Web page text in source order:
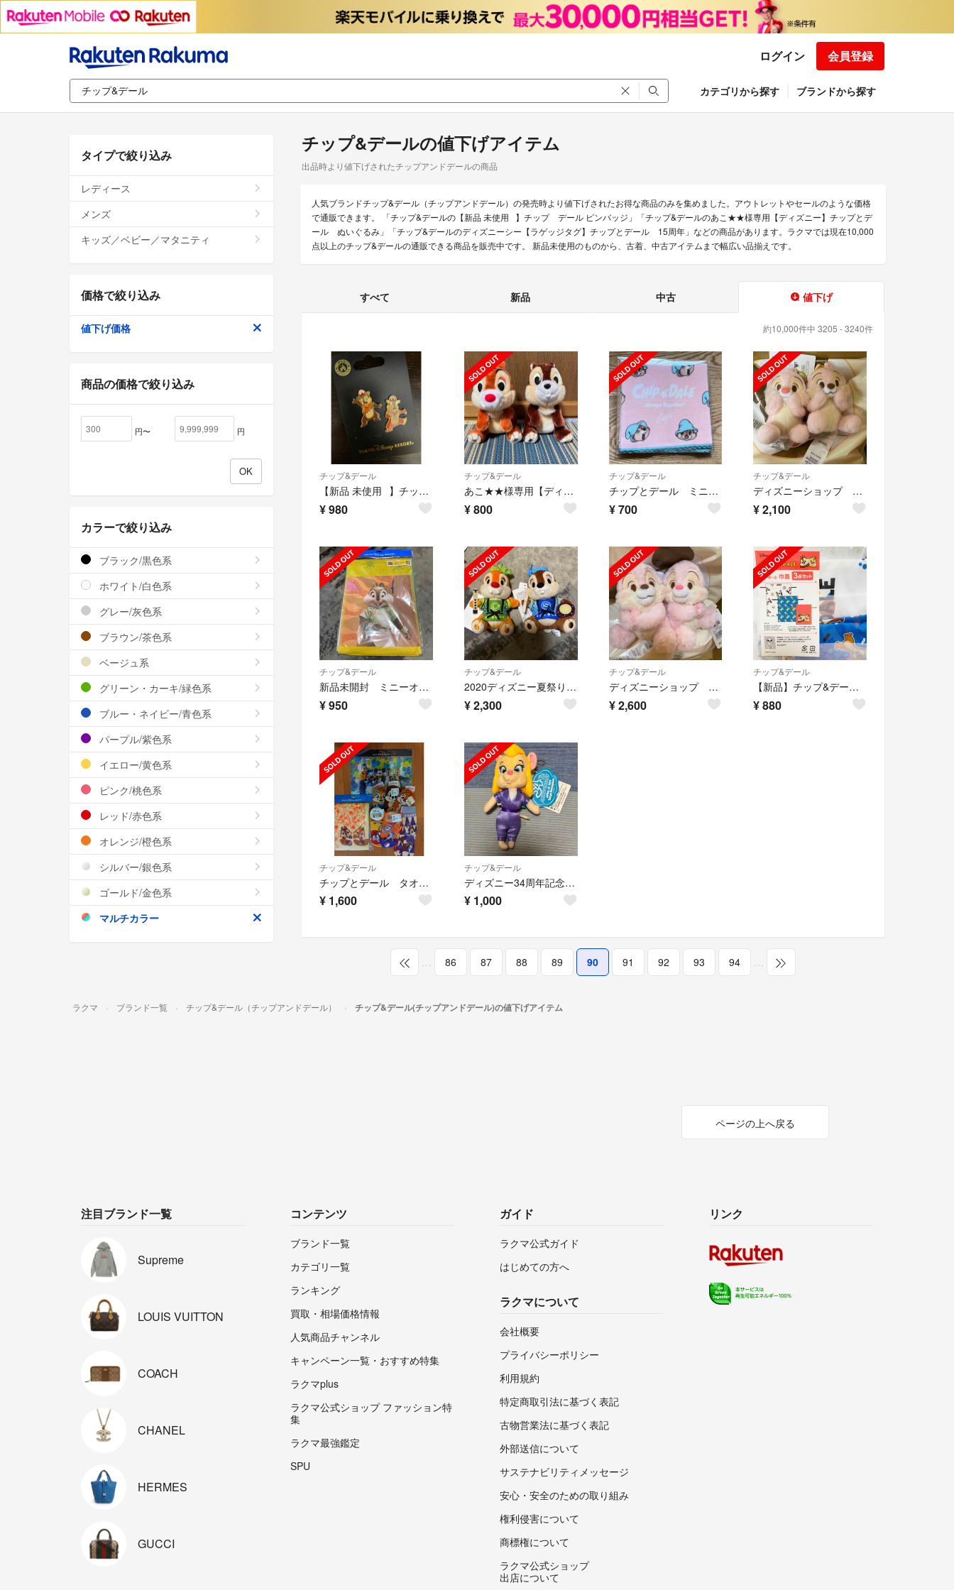
ログイン 会員登録
カテゴリから探す ブランドから探す
チップ&デールの値下げアイテム
出品時より値下げされたチップアンドデールの商品
人気ブランドチップ&デール（チップアンドデール）の発売時より値下げされたお得な商品のみを集めました。アウトレットやセールのような価格
で通販できます。 「チップ&デールの【新品 未使用⠀】チップ デール ピンバッジ」「チップ&デールのあこ★★様専用【ディズニー】チップとデ
ール ぬいぐるみ」「チップ&デールのディズニーシー【ラゲッジタグ】チップとデール 15周年」などの商品があります。ラクマでは現在10,000
点以上のチップ&デールの通販できる商品を販売中です。 新品未使用のものから、古着、中古アイテムまで幅広い品揃えです。
すべて 新品 中古 値下げ
約10,000件中 3205 - 3240件
チップ&デール
【新品 未使用⠀】チップ デール ピンバッジ
¥980
チップ&デール
あこ★★様専用【ディズニー】チップとデール ぬいぐるみ
¥800
チップ&デール
チップとデール ミニタオル 新品 未使用
¥700
チップ&デール
ディズニーショップ さくらSAKURA2023チップデールぬいぐるみキーホルダー
¥2,100
チップ&デール
新品未開封 ミニーオーミニー チップ&デール
¥950
チップ&デール
2020ディズニー夏祭り⭐️チップとデールぬいぐるみバッジ
¥2,300
チップ&デール
ディズニーショップ サクラSAKURA2023 チップとデール ぬいぐるみ
¥2,600
チップ&デール
【新品】チップ&デール ディズニー 巾着袋 3枚セット
¥880
チップ&デール
チップとデール タオル、ホルダー、靴下
¥ 1,600
チップ&デール
ディズニー34周年記念❣️ガジェットぬいぐるみバッジ
¥ 1,000
86 87 88 89 90 91 92 93 94
タイプで絞り込み
レディース
メンズ
キッズ／ベビー／マタニティ
価格で絞り込み
値下げ価格
商品の価格で絞り込み
円〜 円
カラーで絞り込み
ブラック/黒色系
ホワイト/白色系
グレー/灰色系
ブラウン/茶色系
ベージュ系
グリーン・カーキ/緑色系
ブルー・ネイビー/青色系
パープル/紫色系
イエロー/黄色系
ピンク/桃色系
レッド/赤色系
オレンジ/橙色系
シルバー/銀色系
ゴールド/金色系
マルチカラー
ラクマ ブランド一覧 チップ&デール（チップアンドデール） チップ&デール(チップアンドデール)の値下げアイテム
ページの上へ戻る
注目ブランド一覧
Supreme
LOUIS VUITTON
COACH
CHANEL
HERMES
GUCCI
コンテンツ
ブランド一覧
カテゴリ一覧
ランキング
買取・相場価格情報
人気商品チャンネル
キャンペーン一覧・おすすめ特集
ラクマplus
ラクマ公式ショップ ファッション特
集
ラクマ最強鑑定
SPU
ガイド
ラクマ公式ガイド
はじめての方へ
ラクマについて
会社概要
プライバシーポリシー
利用規約
特定商取引法に基づく表記
古物営業法に基づく表記
外部送信について
サステナビリティメッセージ
安心・安全のための取り組み
権利侵害について
商標権について
ラクマ公式ショップ
出店について
リンク